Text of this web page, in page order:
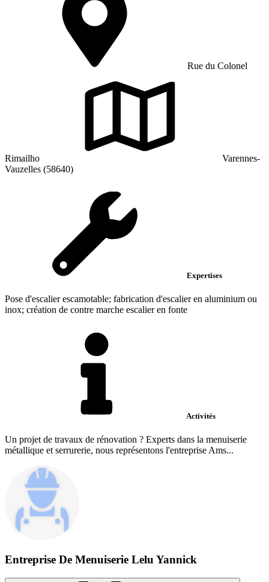
Rue du Colonel
Rimailho
Varennes-
Vauzelles (58640)
Expertises
Pose d'escalier escamotable; fabrication d'escalier en aluminium ou
inox; création de contre marche escalier en fonte
Activités
Un projet de travaux de rénovation ? Experts dans la menuiserie
métallique et serrurerie, nous représentons l'entreprise Ams...
Entreprise De Menuiserie Lelu Yannick